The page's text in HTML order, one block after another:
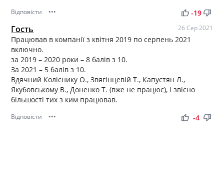
Відповісти ••• thumb_up thumb_down
-19
Гость 26 Сер 2021
Працював в компанії з квітня 2019 по серпень 2021
включно.
за 2019 – 2020 роки – 8 балів з 10.
За 2021 – 5 балів з 10.
Вдячний Коліснику О., Звягінцевій Т., Капустян Л.,
Якубовському В., Доненко Т. (вже не працює), і звісно
більшості тих з ким працював.
Відповісти ••• thumb_up thumb_down
-4